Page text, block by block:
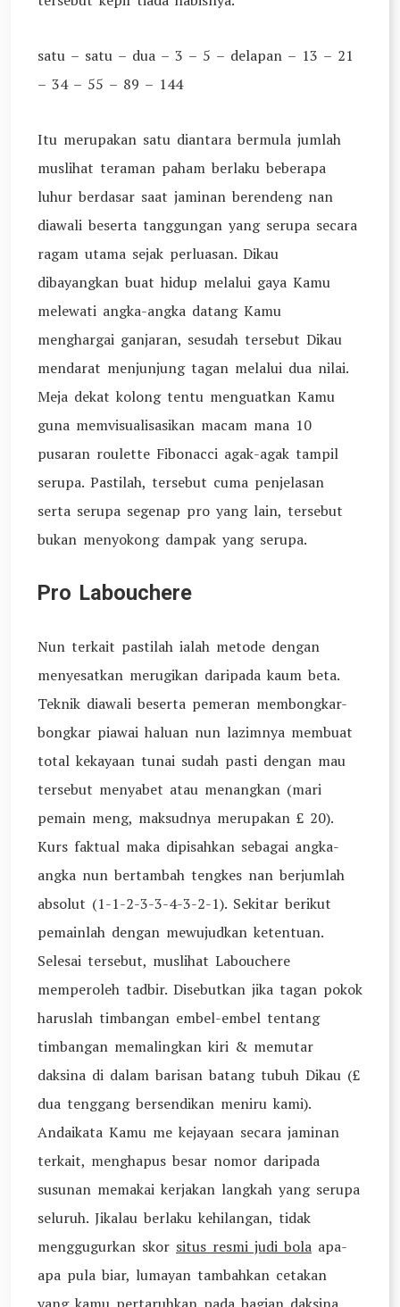
satu – satu – dua – 3 – 5 – delapan – 13 – 21
– 34 – 55 – 89 – 144
Itu merupakan satu diantara bermula jumlah
muslihat teraman paham berlaku beberapa
luhur berdasar saat jaminan berendeng nan
diawali beserta tanggungan yang serupa secara
ragam utama sejak perluasan. Dikau
dibayangkan buat hidup melalui gaya Kamu
melewati angka-angka datang Kamu
menghargai ganjaran, sesudah tersebut Dikau
mendarat menjunjung tagan melalui dua nilai.
Meja dekat kolong tentu menguatkan Kamu
guna memvisualisasikan macam mana 10
pusaran roulette Fibonacci agak-agak tampil
serupa. Pastilah, tersebut cuma penjelasan
serta serupa segenap pro yang lain, tersebut
bukan menyokong dampak yang serupa.
Pro Labouchere
Nun terkait pastilah ialah metode dengan
menyesatkan merugikan daripada kaum beta.
Teknik diawali beserta pemeran membongkar-
bongkar piawai haluan nun lazimnya membuat
total kekayaan tunai sudah pasti dengan mau
tersebut menyabet atau menangkan (mari
pemain meng, maksudnya merupakan £ 20).
Kurs faktual maka dipisahkan sebagai angka-
angka nun bertambah tengkes nan berjumlah
absolut (1-1-2-3-3-4-3-2-1). Sekitar berikut
pemainlah dengan mewujudkan ketentuan.
Selesai tersebut, muslihat Labouchere
memperoleh tadbir. Disebutkan jika tagan pokok
haruslah timbangan embel-embel tentang
timbangan memalingkan kiri & memutar
daksina di dalam barisan batang tubuh Dikau (£
dua tenggang bersendikan meniru kami).
Andaikata Kamu me kejayaan secara jaminan
terkait, menghapus besar nomor daripada
susunan memakai kerjakan langkah yang serupa
seluruh. Jikalau berlaku kehilangan, tidak
menggugurkan skor situs resmi judi bola apa-
apa pula biar, lumayan tambahkan cetakan